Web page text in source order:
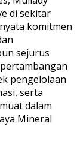
di sekitar
komitmen
sejurus
pengelolaan
serta
dalam
Mineral